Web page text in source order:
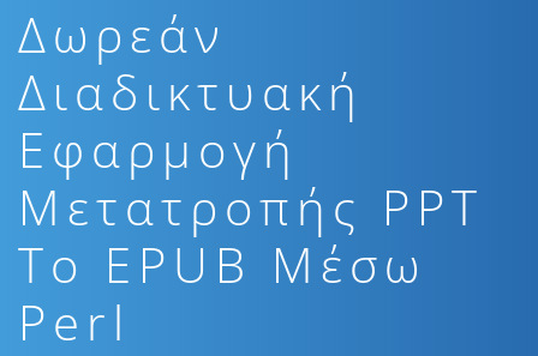
Δωρεάν
Διαδικτυακή
Εφαρμογή
Μετατροπής PPT
To EPUB Μέσω
Perl